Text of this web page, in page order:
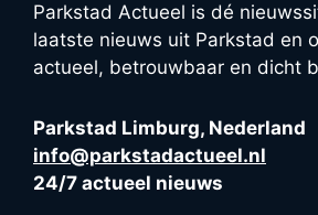
Parkstad Actueel is dé
laatste nieuws uit Parkstad en
actueel, betrouwbaar en dicht
Parkstad Limburg, Nederland
info@parkstadactueel.nl
24/7 actueel nieuws